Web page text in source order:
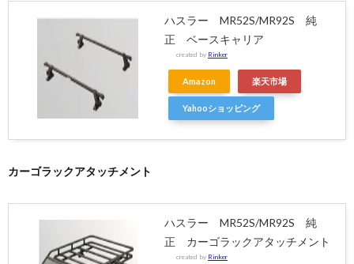
ハスラー MR52S/MR92S 純
正 ベースキャリア
created by Rinker
Amazon 楽天市場
Yahooショッピング
カーゴラックアタッチメント
ハスラー MR52S/MR92S 純
正 カーゴラックアタッチメント
created by Rinker